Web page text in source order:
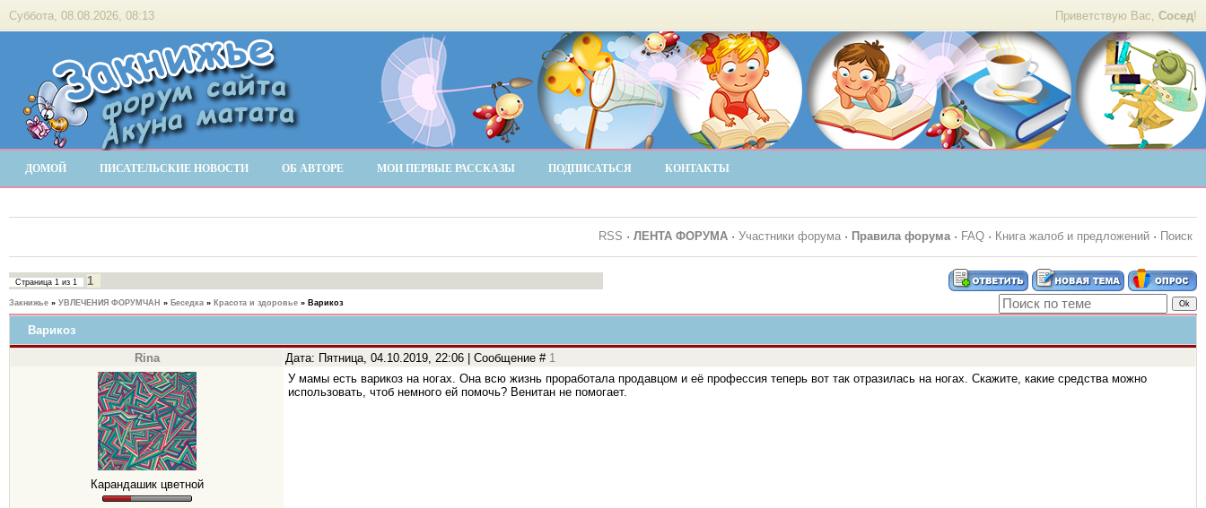
Приветствую Вас, Сосед!
Суббота, 08.08.2026, 08:13
ДОМОЙ ПИСАТЕЛЬСКИЕ НОВОСТИ ОБ АВТОРЕ МОИ ПЕРВЫЕ РАССКАЗЫ ПОДПИСАТЬСЯ КОНТАКТЫ
RSS · ЛЕНТА ФОРУМА · Участники форума · Правила форума· FAQ · Книга жалоб и предложений · Поиск
Страница 1 из 1 1
Закнижье » УВЛЕЧЕНИЯ ФОРУМЧАН » Беседка » Красота и здоровье » Варикоз
Варикоз
Rina Дата: Пятница, 04.10.2019, 22:06 | Сообщение # 1
Карандашик цветной
У мамы есть варикоз на ногах. Она всю жизнь проработала продавцом и её профессия теперь вот так отразилась на ногах. Скажите, какие средства можно
использовать, чтоб немного ей помочь? Венитан не помогает.